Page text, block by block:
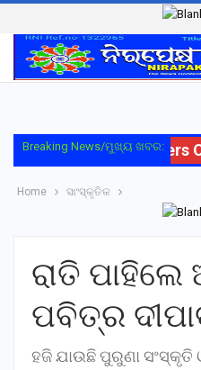
Breaking News/ମୁଖ୍ୟ ଖବର:
Oriom Group Enters
Home ସାଂସ୍କୃତିକ
ରାତି
ପବିତ୍ର
ହଜି ଯାଉଛି ପୁରୁଣା ସଂସ୍କୃତି